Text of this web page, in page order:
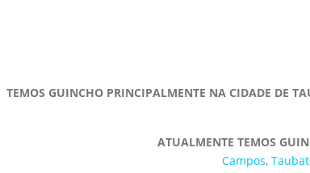
TEMOS GUINCHO PRINCIPALMENTE NA CIDADE DE
ATUALMENTE TEMOS
Campos,